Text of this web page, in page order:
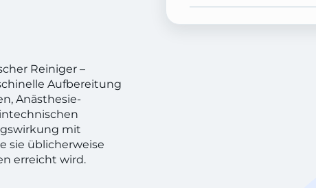
Reiniger –
Aufbereitung
Anästhesie-
mit
sie üblicherweise
erreicht wird.